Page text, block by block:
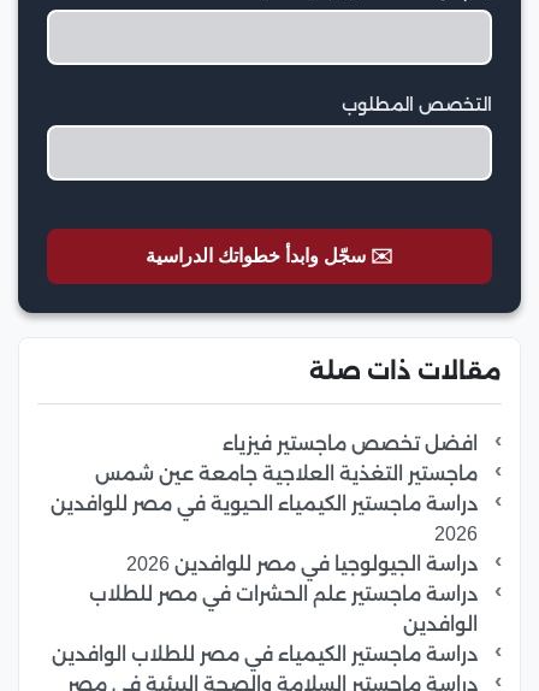
التخصص المطلوب
✉️ سجّل وابدأ خطواتك الدراسية
مقالات ذات صلة
افضل تخصص ماجستير فيزياء
ماجستير التغذية العلاجية جامعة عين شمس
دراسة ماجستير الكيمياء الحيوية في مصر للوافدين
2026
دراسة الجيولوجيا في مصر للوافدين 2026
دراسة ماجستير علم الحشرات في مصر للطلاب
الوافدين
دراسة ماجستير الكيمياء في مصر للطلاب الوافدين
دراسة ماجستير السلامة والصحة البيئية في مصر